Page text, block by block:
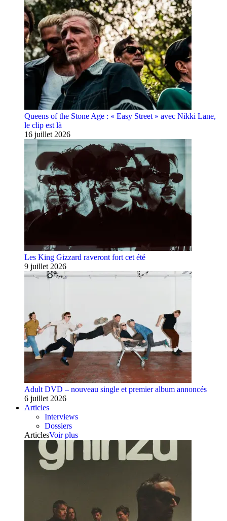
Queens of the Stone Age : « Easy Street » avec Nikki Lane,
le clip est là
16 juillet 2026
Les King Gizzard raveront fort cet été
9 juillet 2026
Adult DVD – nouveau single et premier album annoncés
6 juillet 2026
Articles
Interviews
Dossiers
ArticlesVoir plus